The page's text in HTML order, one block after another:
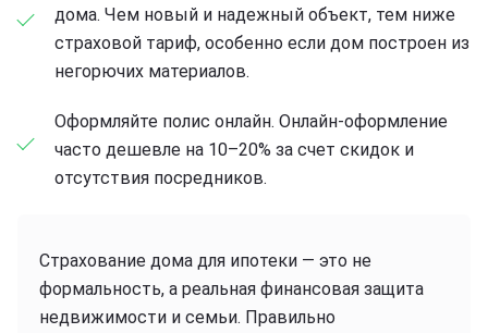
дома. Чем новый и надежный объект, тем ниже
страховой тариф, особенно если дом построен из
негорючих материалов.
Оформляйте полис онлайн. Онлайн-оформление
часто дешевле на 10–20% за счет скидок и
отсутствия посредников.
Страхование дома для ипотеки — это не
формальность, а реальная финансовая защита
недвижимости и семьи. Правильно